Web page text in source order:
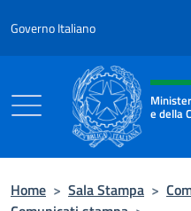
Governo Italiano
Intestazione
e della
Home > Sala Stampa >